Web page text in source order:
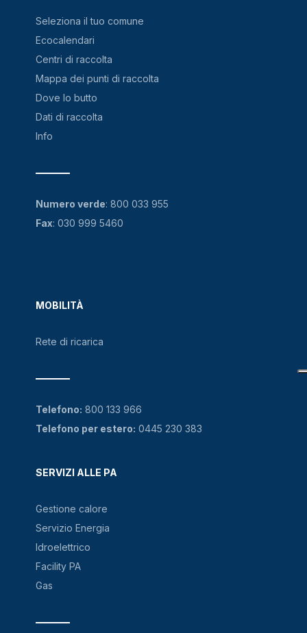
Seleziona il tuo comune
Ecocalendari
Centri di raccolta
Mappa dei punti di raccolta
Dove lo butto
Dati di raccolta
Info
MOBILITÀ
Rete di ricarica
SERVIZI ALLE PA
Gestione calore
Servizio Energia
Idroelettrico
Facility PA
Gas
Numero verde: 800 033 955
Fax: 030 999 5460
Telefono: 800 133 966
Telefono per estero: 0445 230 383